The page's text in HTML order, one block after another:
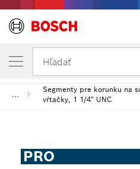
Hľadať
...
Segmenty pre korunku na
vŕtačky, 1 1/4" UNC
PRO
VYBRANÁ VERZIA
Segmenty pre